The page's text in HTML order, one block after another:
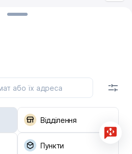
Відділення
Пункти